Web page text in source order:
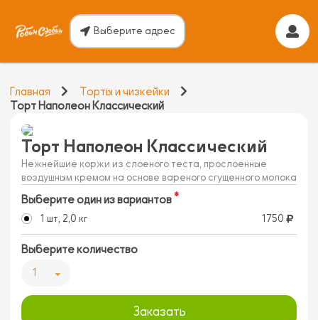
Выберите адрес
Главная
Торты и чизкейки
Торт Наполеон Классический
Торт Наполеон Классический
Нежнейшие коржи из слоеного теста, прослоенные
воздушным кремом на основе вареного сгущенного молока
Выберите один из вариантов
1 шт, 2,0 кг 1750
Выберите количество
1
Заказать